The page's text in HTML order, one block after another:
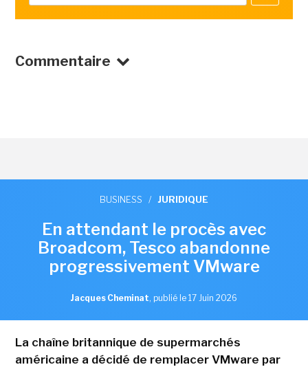
Commentaire
BUSINESS / JURIDIQUE
En attendant le procès avec
Broadcom, Tesco abandonne
progressivement VMware
Jacques Cheminat, publié le 17 Juin 2026
La chaîne britannique de supermarchés
américaine a décidé de remplacer VMware par